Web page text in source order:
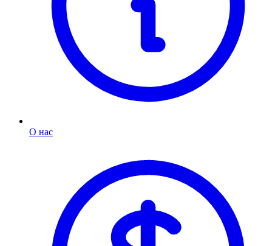
О нас